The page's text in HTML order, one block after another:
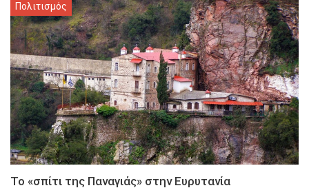
Πολιτισμός
Το «σπίτι της Παναγιάς» στην Ευρυτανία